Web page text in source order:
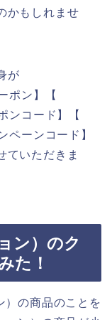
かもしれませ
が
ポン】【
ンコード】【
ペーンコード】
ていただきま
ン）のク
た！
の商品のことを